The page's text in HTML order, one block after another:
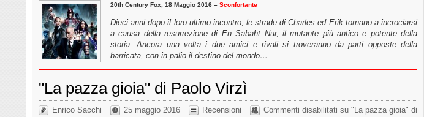
20th Century Fox, 18 Maggio 2016 – Sconfortante
Dieci anni dopo il loro ultimo incontro, le strade di Charles ed Erik tornano a incrociarsi
a causa della resurrezione di En Sabaht Nur, il mutante più antico e potente della
storia. Ancora una volta i due amici e rivali si troveranno da parti opposte della
barricata, con in palio il destino del mondo…
"La pazza gioia" di Paolo Virzì
Enrico Sacchi 25 maggio 2016 Recensioni Commenti disabilitati su "La pazza gioia" di